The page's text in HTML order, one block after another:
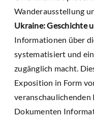
Wanderausstellung
Ukraine: Geschichte
Informationen über
systematisiert und
zugänglich macht.
Exposition in Form
veranschaulichenden
Dokumenten